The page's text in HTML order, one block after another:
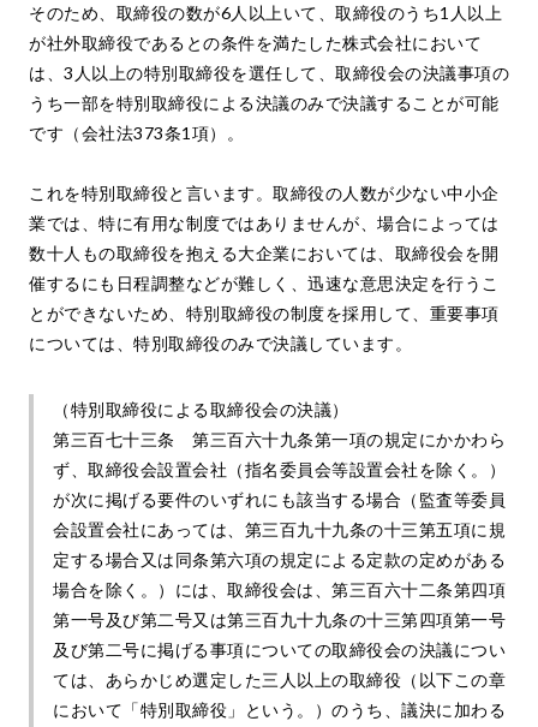
そのため、取締役の数が6人以上いて、取締役のうち1人以上
が社外取締役であるとの条件を満たした株式会社において
は、3人以上の特別取締役を選任して、取締役会の決議事項の
うち一部を特別取締役による決議のみで決議することが可能
です（会社法373条1項）。
これを特別取締役と言います。取締役の人数が少ない中小企
業では、特に有用な制度ではありませんが、場合によっては
数十人もの取締役を抱える大企業においては、取締役会を開
催するにも日程調整などが難しく、迅速な意思決定を行うこ
とができないため、特別取締役の制度を採用して、重要事項
については、特別取締役のみで決議しています。
（特別取締役による取締役会の決議）
第三百七十三条 第三百六十九条第一項の規定にかかわら
ず、取締役会設置会社（指名委員会等設置会社を除く。）
が次に掲げる要件のいずれにも該当する場合（監査等委員
会設置会社にあっては、第三百九十九条の十三第五項に規
定する場合又は同条第六項の規定による定款の定めがある
場合を除く。）には、取締役会は、第三百六十二条第四項
第一号及び第二号又は第三百九十九条の十三第四項第一号
及び第二号に掲げる事項についての取締役会の決議につい
ては、あらかじめ選定した三人以上の取締役（以下この章
において「特別取締役」という。）のうち、議決に加わる